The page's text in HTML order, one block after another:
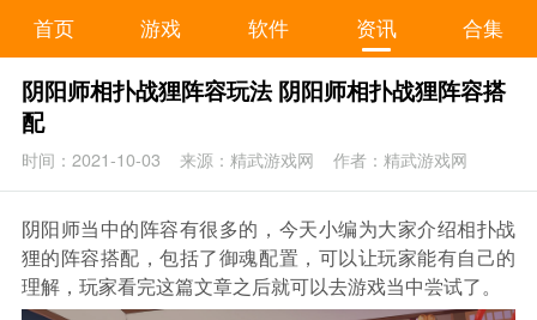
首页 游戏 软件 资讯 合集
阴阳师相扑战狸阵容玩法 阴阳师相扑战狸阵容搭
配
时间：2021-10-03 来源：精武游戏网 作者：精武游戏网
阴阳师当中的阵容有很多的，今天小编为大家介绍相扑战
狸的阵容搭配，包括了御魂配置，可以让玩家能有自己的
理解，玩家看完这篇文章之后就可以去游戏当中尝试了。